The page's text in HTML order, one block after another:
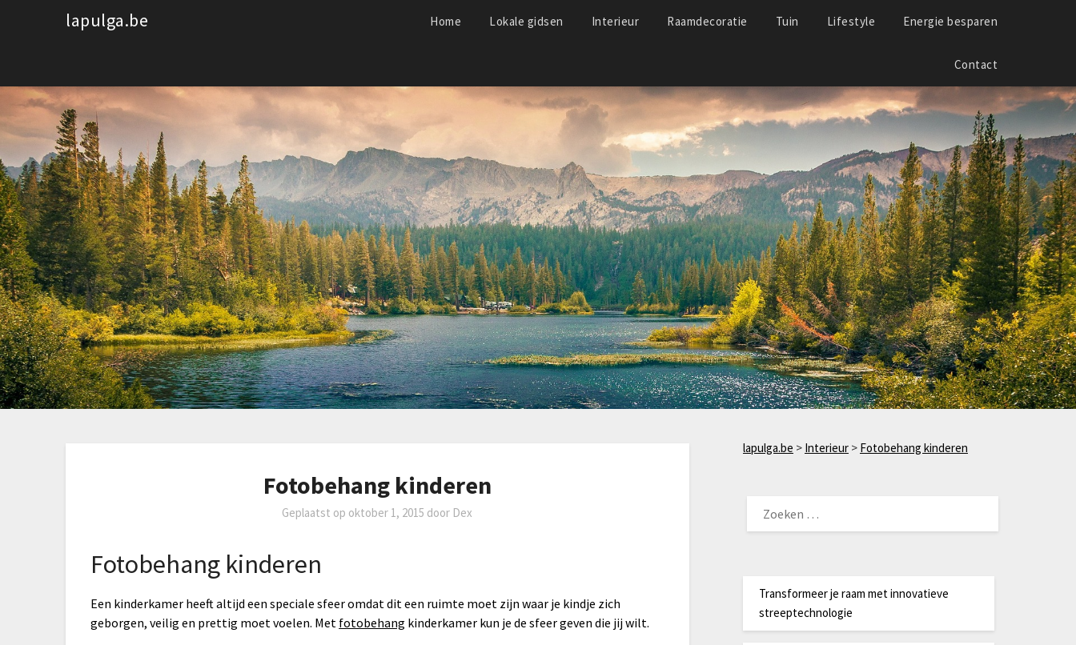
lapulga.be Home Lokale gidsen Interieur Raamdecoratie Tuin Lifestyle Energie besparen
Contact
Fotobehang kinderen
Geplaatst op oktober 1, 2015 door Dex
Fotobehang kinderen
Een kinderkamer heeft altijd een speciale sfeer omdat dit een ruimte moet zijn waar je kindje zich
geborgen, veilig en prettig moet voelen. Met fotobehang kinderkamer kun je de sfeer geven die jij wilt.
lapulga.be > Interieur> Fotobehang kinderen
NAAR:
Transformeer je raam met innovatieve
streeptechnologie